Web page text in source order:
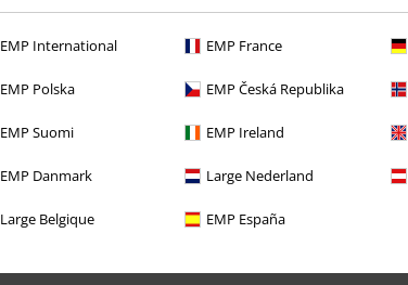
EMP International EMP France
EMP Polska EMP Česká Republika
EMP Suomi EMP Ireland
EMP Danmark Large Nederland
Large Belgique EMP España